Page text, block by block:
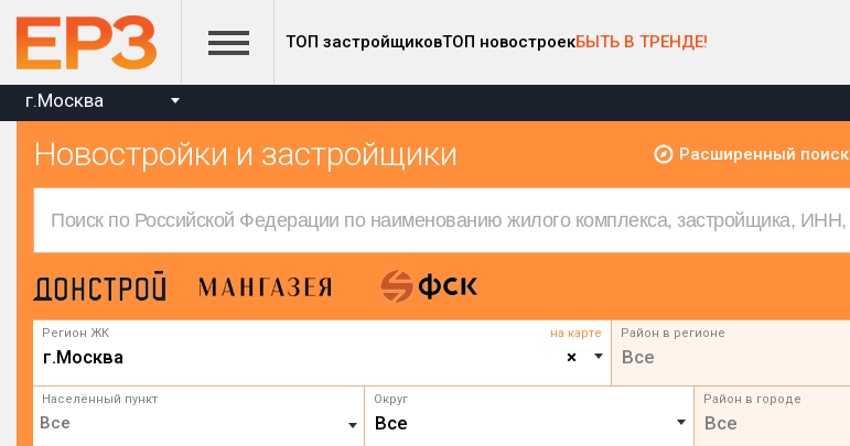
ТОП застройщиковТОП новостроекБЫТЬ В ТРЕНДЕ!
г.Москва
Новостройки и застройщики Расширенный поиск
Регион ЖК на карте
×
г.Москва
Район в регионе
Все
Населённый пункт Округ
Все
Район в городе
Все